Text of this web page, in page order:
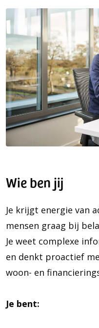
Wie ben jij
Je krijgt energie van
mensen graag bij
Je weet complexe
en denkt proactief
woon- en
Je bent: